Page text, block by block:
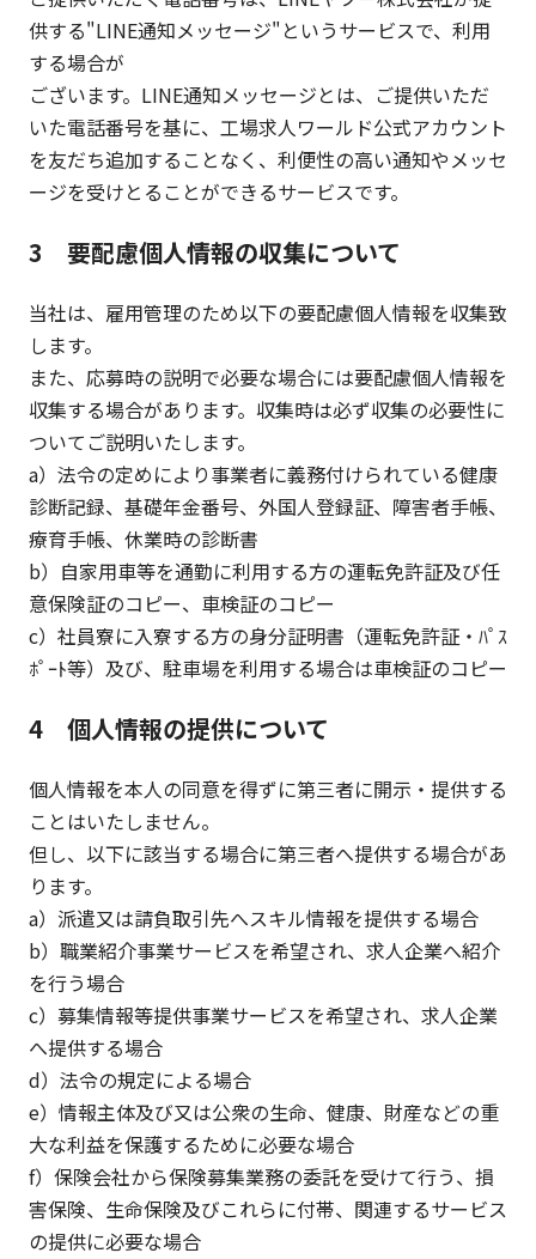
供する"LINE通知メッセージ"というサービスで、利用
する場合が
ございます。LINE通知メッセージとは、ご提供いただ
いた電話番号を基に、工場求人ワールド公式アカウント
を友だち追加することなく、利便性の高い通知やメッセ
ージを受けとることができるサービスです。
3 要配慮個人情報の収集について
当社は、雇用管理のため以下の要配慮個人情報を収集致
します。
また、応募時の説明で必要な場合には要配慮個人情報を
収集する場合があります。収集時は必ず収集の必要性に
ついてご説明いたします。
a）法令の定めにより事業者に義務付けられている健康
診断記録、基礎年金番号、外国人登録証、障害者手帳、
療育手帳、休業時の診断書
b）自家用車等を通勤に利用する方の運転免許証及び任
意保険証のコピー、車検証のコピー
c）社員寮に入寮する方の身分証明書（運転免許証・ﾊﾟｽ
ﾎﾟｰﾄ等）及び、駐車場を利用する場合は車検証のコピー
4 個人情報の提供について
個人情報を本人の同意を得ずに第三者に開示・提供する
ことはいたしません。
但し、以下に該当する場合に第三者へ提供する場合があ
ります。
a）派遣又は請負取引先へスキル情報を提供する場合
b）職業紹介事業サービスを希望され、求人企業へ紹介
を行う場合
c）募集情報等提供事業サービスを希望され、求人企業
へ提供する場合
d）法令の規定による場合
e）情報主体及び又は公衆の生命、健康、財産などの重
大な利益を保護するために必要な場合
f）保険会社から保険募集業務の委託を受けて行う、損
害保険、生命保険及びこれらに付帯、関連するサービス
の提供に必要な場合